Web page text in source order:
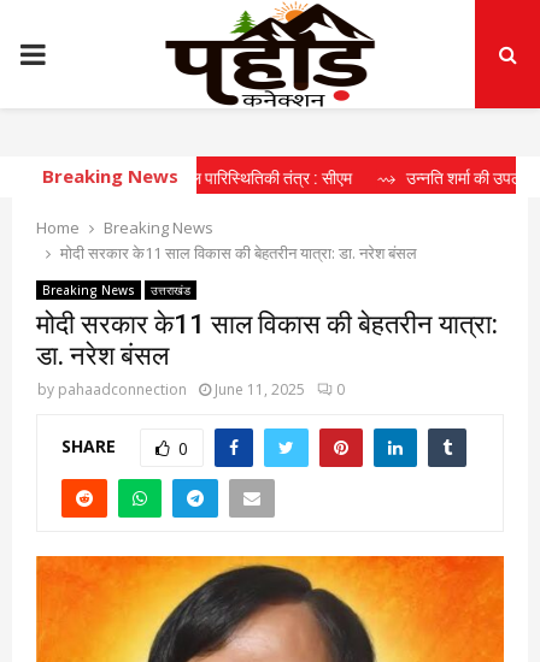
PRIMARY
MENU
Breaking News
दीर्घकालिक खेल पारिस्थितिकी तंत्र : सीएम ⇝ उन्नति शर्मा की उपलब्धि खिलाड़ियों के
Home
Breaking News
मोदी सरकार के11 साल विकास की बेहतरीन यात्रा: डा. नरेश बंसल
Breaking News उत्तराखंड
मोदी सरकार के11 साल विकास की बेहतरीन यात्रा:
डा. नरेश बंसल
by pahaadconnection June 11, 2025 0
SHARE 0